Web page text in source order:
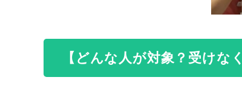
【どんな人が対象？受けな